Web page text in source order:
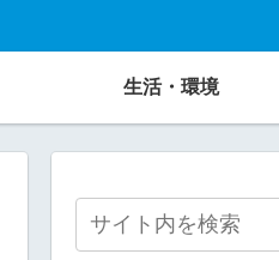
生活・環境